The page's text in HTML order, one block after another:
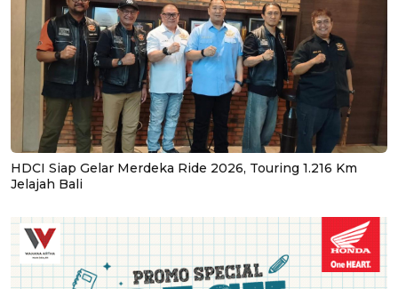
HDCI Siap Gelar Merdeka Ride 2026, Touring 1.216 Km
Jelajah Bali